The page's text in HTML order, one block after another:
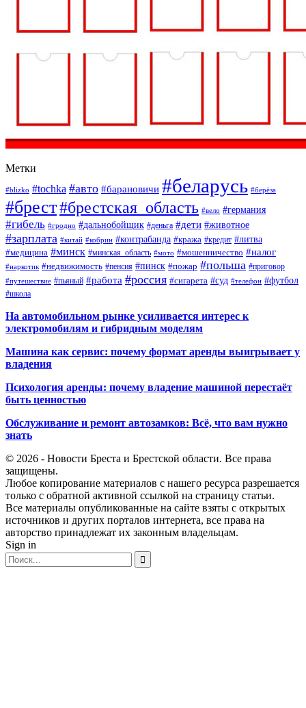
Метки
#blizko #tochka #авто #барановичи #беларусь #берёза
#брест#брестская_область #вело #германия
#гибель #гродно #дальнобойщик #деньга #дети #животное
#зарплата #китай #кобрин #контрабанда #кража #кредит #литва
#медицина #минск #минская_область #мото #мошенничество #налог
#наркотик #недвижимость #пенсия #пинск #пожар #польша #приговор
#путешествие #пьяный #работа #россия #сигарета #суд #телефон #футбол
#школа
На автомобильном рынке усиливается интерес к
электромобилям и гибридным моделям
Машина как сервис: почему формат аренды выигрывает у
владения
Психология аренды: почему владение машиной перестаёт
быть ценностью
Обслуживание и ремонт автозамков: Всё, что вам нужно
знать
© 2026 - Новости Бреста и Брестской области. Все права
защищены.
Любое копирование материалов с нашего ресурса разрешается
только с обратной активной ссылкой на страницу статьи.
Все материалы опубликованные на сайте взяты с открытых
источников и других порталов интернета, все права на
авторство принадлежат их законным владельцам.
Sign in